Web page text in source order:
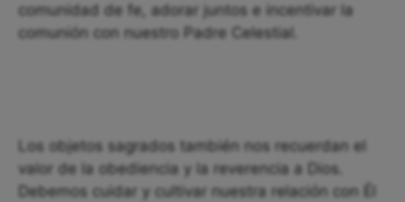
comunidad de fe, adorar juntos e incentivar la
comunión con nuestro Padre Celestial.
Los objetos sagrados también nos recuerdan el
valor de la obediencia y la reverencia a Dios.
Debemos cuidar y cultivar nuestra relación con Él